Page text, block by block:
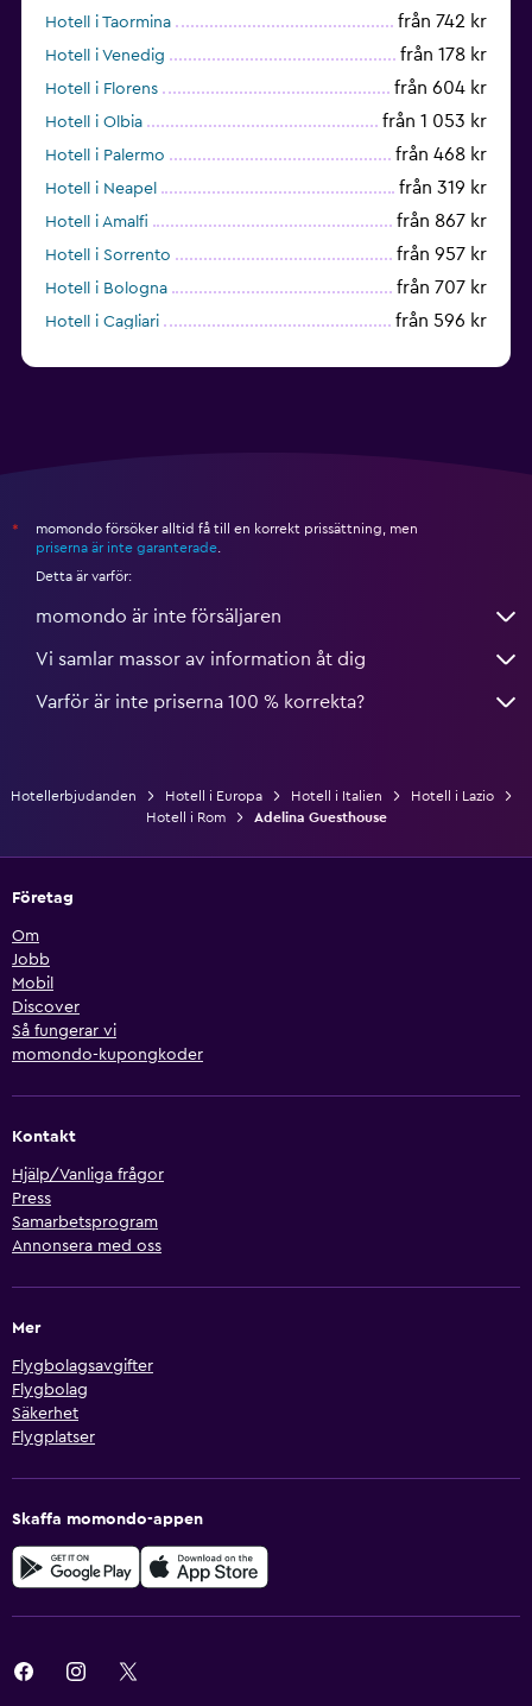
Hotell i Taormina från 742 kr
Hotell i Venedig från 178 kr
Hotell i Florens från 604 kr
Hotell i Olbia från 1 053 kr
Hotell i Palermo från 468 kr
Hotell i Neapel från 319 kr
Hotell i Amalfi från 867 kr
Hotell i Sorrento från 957 kr
Hotell i Bologna från 707 kr
Hotell i Cagliari från 596 kr
*
momondo försöker alltid få till en korrekt prissättning, men
priserna är inte garanterade
Detta är varför:
momondo är inte försäljaren
Vi samlar massor av information åt dig
Varför är inte priserna 100 % korrekta?
Hotellerbjudanden Hotell i Europa Hotell i Italien
Hotell i Lazio
Hotell i Rom
Adelina Guesthouse
Företag
Om
Jobb
Mobil
Discover
Så fungerar vi
momondo-kupongkoder
Kontakt
Hjälp/Vanliga frågor
Press
Samarbetsprogram
Annonsera med oss
Mer
Flygbolagsavgifter
Flygbolag
Säkerhet
Flygplatser
Skaffa momondo-appen